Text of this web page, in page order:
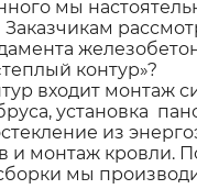
мы
контур»?
входит монтаж
установка
из
и монтаж кровли.
мы